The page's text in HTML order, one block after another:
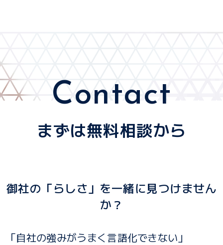
Contact
まずは無料相談から
御社の「らしさ」を一緒に見つけません
か？
「自社の強みがうまく言語化できない」